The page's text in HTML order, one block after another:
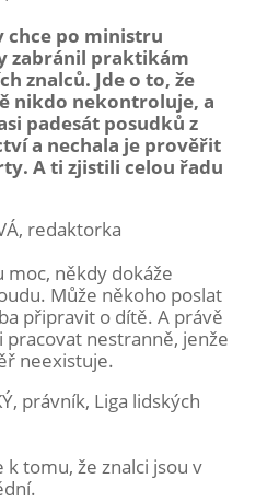
chce po ministru
zabránil praktikám
znalců. Jde o to, že
nikdo nekontroluje, a
padesát posudků z
a nechala je prověřit
A ti zjistili celou řadu
redaktorka
moc, někdy dokáže
Může někoho poslat
připravit o dítě. A právě
nestranně, jenže
neexistuje.
právník, Liga lidských
k tomu, že znalci jsou v